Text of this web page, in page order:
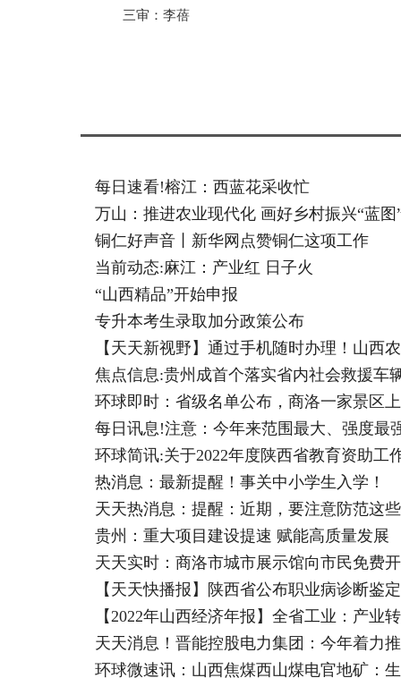
三审：李蓓
每日速看!榕江：西蓝花采收忙
万山：推进农业现代化 画好乡村振兴“蓝图
铜仁好声音丨新华网点赞铜仁这项工作
当前动态:麻江：产业红 日子火
“山西精品”开始申报
专升本考生录取加分政策公布
【天天新视野】通过手机随时办理！山西
焦点信息:贵州成首个落实省内社会救援车
环球即时：省级名单公布，商洛一家景区
每日讯息!注意：今年来范围最大、强度最
环球简讯:关于2022年度陕西省教育资助
热消息：最新提醒！事关中小学生入学！
天天热消息：提醒：近期，要注意防范这
贵州：重大项目建设提速 赋能高质量发展
天天实时：商洛市城市展示馆向市民免费
【天天快播报】陕西省公布职业病诊断鉴
【2022年山西经济年报】全省工业：产业
天天消息！晋能控股电力集团：今年着力
环球微速讯：山西焦煤西山煤电官地矿：